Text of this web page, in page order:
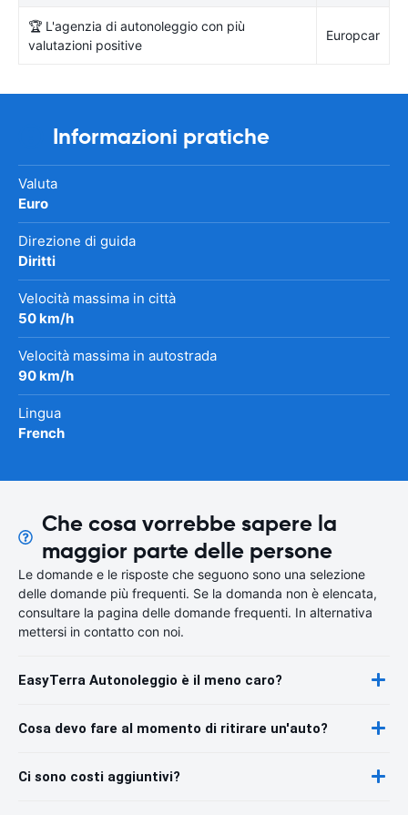
🏆 L'agenzia di autonoleggio con più
valutazioni positive
Europcar
Informazioni pratiche
Valuta
Euro
Direzione di guida
Diritti
Velocità massima in città
50 km/h
Velocità massima in autostrada
90 km/h
Lingua
French
Che cosa vorrebbe sapere la
maggior parte delle persone
Le domande e le risposte che seguono sono una selezione
delle domande più frequenti. Se la domanda non è elencata,
consultare la pagina delle domande frequenti. In alternativa
mettersi in contatto con noi.
EasyTerra Autonoleggio è il meno caro?
Cosa devo fare al momento di ritirare un'auto?
Ci sono costi aggiuntivi?